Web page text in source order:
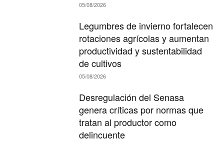
05/08/2026
Legumbres de invierno fortalecen
rotaciones agrícolas y aumentan
productividad y sustentabilidad
de cultivos
05/08/2026
Desregulación del Senasa
genera críticas por normas que
tratan al productor como
delincuente